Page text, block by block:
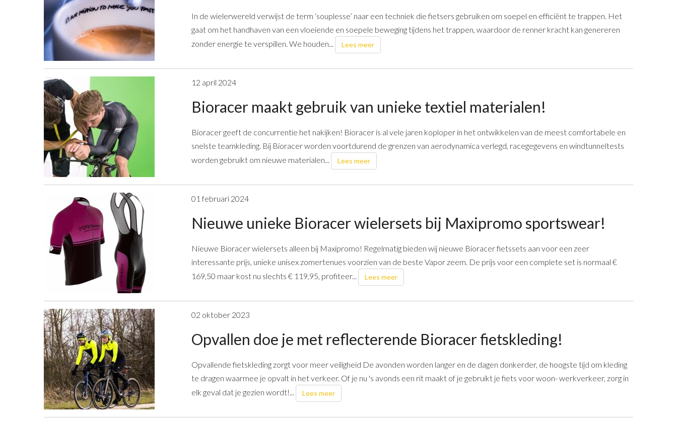
In de wielerwereld verwijst de term ‘souplesse’ naar een techniek die fietsers gebruiken om soepel en efficiënt te trappen. Het
gaat om het handhaven van een vloeiende en soepele beweging tijdens het trappen, waardoor de renner kracht kan genereren
zonder energie te verspillen. We houden...
Lees meer
12 april 2024
Bioracer maakt gebruik van unieke textiel materialen!
Bioracer geeft de concurrentie het nakijken! Bioracer is al vele jaren koploper in het ontwikkelen van de meest comfortabele en
snelste teamkleding. Bij Bioracer worden voortdurend de grenzen van aerodynamica verlegd, racegegevens en windtunneltests
worden gebruikt om nieuwe materialen...
Lees meer
01 februari 2024
Nieuwe unieke Bioracer wielersets bij Maxipromo sportswear!
Nieuwe Bioracer wielersets alleen bij Maxipromo! Regelmatig bieden wij nieuwe Bioracer fietssets aan voor een zeer
interessante prijs, unieke unisex zomertenues voorzien van de beste Vapor zeem. De prijs voor een complete set is normaal €
169,50 maar kost nu slechts € 119,95, profiteer...
Lees meer
02 oktober 2023
Opvallen doe je met reflecterende Bioracer fietskleding!
Opvallende fietskleding zorgt voor meer veiligheid De avonden worden langer en de dagen donkerder, de hoogste tijd om kleding
te dragen waarmee je opvalt in het verkeer. Of je nu 's avonds een rit maakt of je gebruikt je fiets voor woon- werkverkeer, zorg in
elk geval dat je gezien wordt!...
Lees meer